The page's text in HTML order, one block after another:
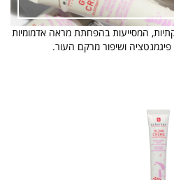
המסייעות בהפחתת מראה אדמומיות
ושיפור מרקם העור.